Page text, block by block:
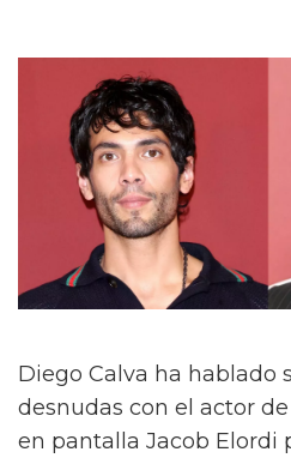
Diego Calva ha hablado
desnudas con el actor
en pantalla Jacob Elordi